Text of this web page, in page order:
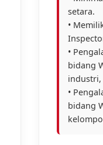
setara.
•
•
bidang
industri,
•
bidang